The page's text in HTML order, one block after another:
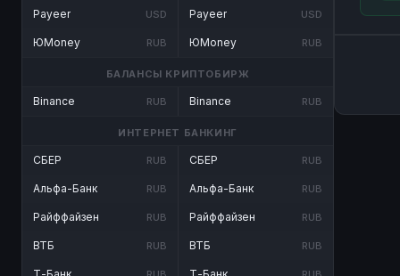
Payeer USD
ЮMoney RUB
Payeer USD
ЮMoney RUB
БАЛАНСЫ КРИПТОБИРЖ
Binance RUB Binance RUB
ИНТЕРНЕТ БАНКИНГ
СБЕР RUB
Альфа-Банк RUB
Райффайзен RUB
ВТБ RUB
СБЕР RUB
Альфа-Банк RUB
Райффайзен RUB
ВТБ RUB